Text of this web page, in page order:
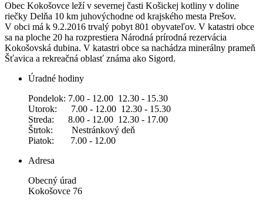
Obec Kokošovce leží v severnej časti Košickej kotliny v doline
riečky Delňa 10 km juhovýchodne od krajského mesta Prešov.
V obci má k 9.2.2016 trvalý pobyt 801 obyvateľov. V katastri obce
sa na ploche 20 ha rozprestiera Národná prírodná rezervácia
Kokošovská dubina. V katastri obce sa nachádza minerálny prameň
Šťavica a rekreačná oblasť známa ako Sigord.
Úradné hodiny
Pondelok: 7.00 - 12.00 12.30 - 15.30
Utorok: 7.00 - 12.00 12.30 - 15.30
Streda: 8.00 - 12.00 12.30 - 17.00
Štrtok: Nestránkový deň
Piatok: 7.00 - 12.00
Adresa
Obecný úrad
Kokošovce 76